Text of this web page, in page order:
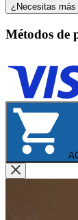
¿Necesitas
Métodos de